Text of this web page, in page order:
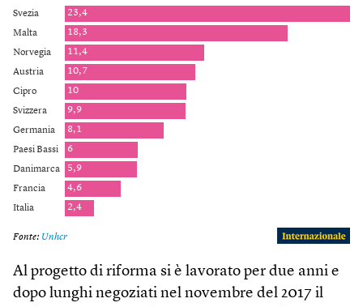
Al progetto di riforma si è lavorato per due anni e
dopo lunghi negoziati nel novembre del 2017 il